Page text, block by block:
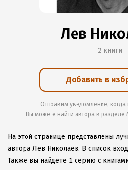
Лев
2 книги
Добавить в
Отправим уведомление, когда
Вы можете найти автора в разделе
На этой странице представлены
автора Лев Николаев. В список
Также вы найдете 1 серию с